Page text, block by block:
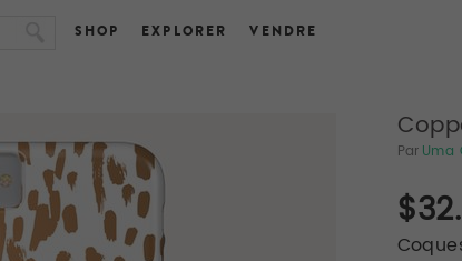
SHOP EXPLORER VENDRE
Par Uma